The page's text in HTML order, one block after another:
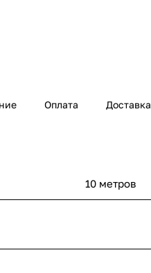
Оплата Доставка
10 метров